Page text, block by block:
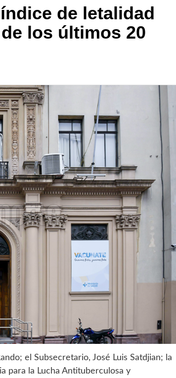
de letalidad
los últimos 20
el Subsecretario, José Luis Satdjian; la
para la Lucha Antituberculosa y